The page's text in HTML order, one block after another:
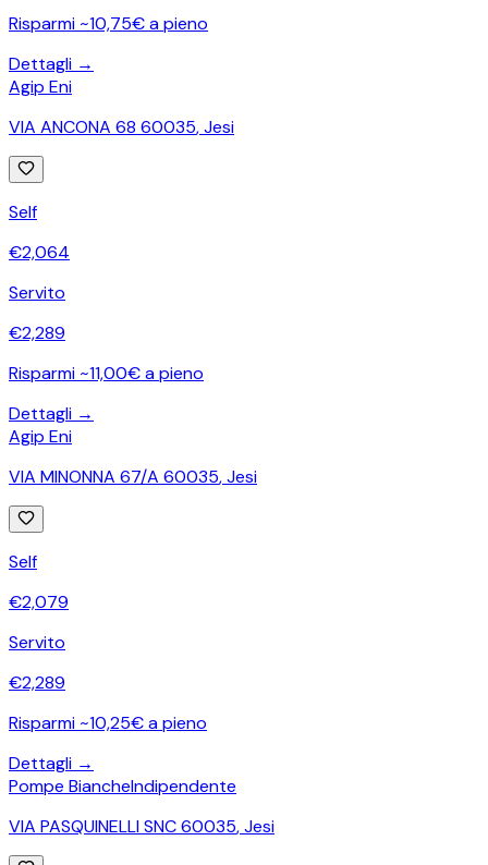
Risparmi ~10,75€ a pieno
Dettagli →
Agip Eni
VIA ANCONA 68 60035,Jesi
Self
€2,064
Servito
€2,289
Risparmi ~11,00€ a pieno
Dettagli →
Agip Eni
VIA MINONNA 67/A 60035,Jesi
Self
€2,079
Servito
€2,289
Risparmi ~10,25€ a pieno
Dettagli →
Pompe BiancheIndipendente
VIA PASQUINELLI SNC 60035,Jesi